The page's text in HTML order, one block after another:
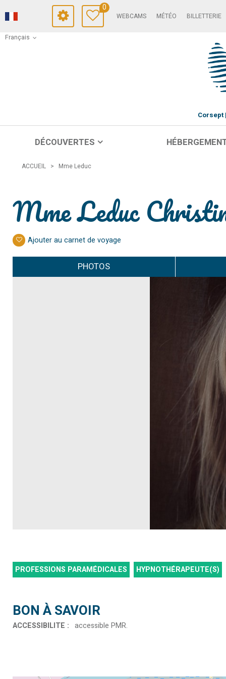
Français
0
WEBCAMS MÉTÉO BILLETTERIE
Corsept
DÉCOUVERTES
ACCUEIL > Mme Leduc
Mme Leduc
Ajouter au carnet de voyage
PHOTOS
PROFESSIONS PARAMÉDICALES HYPNOTHÉRAPEUTE(S)
BON À SAVOIR
ACCESSIBILITE : accessible PMR